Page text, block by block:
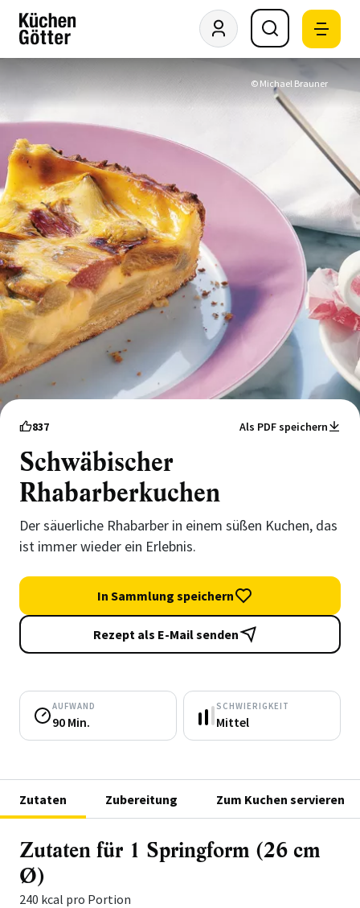
© Michael Brauner
837 Als PDF speichern
Schwäbischer
Rhabarberkuchen
Der säuerliche Rhabarber in einem süßen Kuchen, das
ist immer wieder ein Erlebnis.
In Sammlung speichern
Rezept als E-Mail senden
AUFWAND
90 Min.
SCHWIERIGKEIT
Mittel
Zutaten Zubereitung Zum Kuchen servieren
Zutaten für 1 Springform (26 cm
Ø)
240 kcal pro Portion